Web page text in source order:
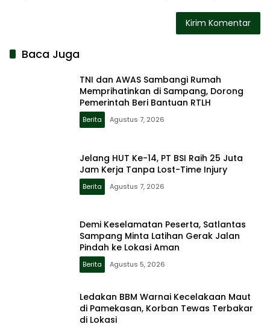
Baca Juga
TNI dan AWAS Sambangi Rumah
Memprihatinkan di Sampang, Dorong
Pemerintah Beri Bantuan RTLH
Berita Agustus 7, 2026
Jelang HUT Ke-14, PT BSI Raih 25 Juta
Jam Kerja Tanpa Lost-Time Injury
Berita Agustus 7, 2026
Demi Keselamatan Peserta, Satlantas
Sampang Minta Latihan Gerak Jalan
Pindah ke Lokasi Aman
Berita Agustus 5, 2026
Ledakan BBM Warnai Kecelakaan Maut
di Pamekasan, Korban Tewas Terbakar
di Lokasi